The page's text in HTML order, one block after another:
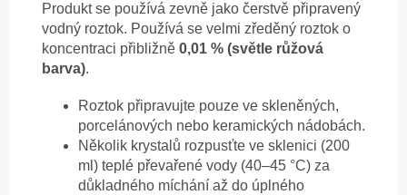
Produkt se používá zevně jako čerstvě připravený
vodný roztok. Používá se velmi zředěný roztok o
koncentraci přibližně 0,01 % (světle růžová
barva).
Roztok připravujte pouze ve skleněných,
porcelánových nebo keramických nádobách.
Několik krystalů rozpusťte ve sklenici (200
ml) teplé převařené vody (40–45 °C) za
důkladného míchání až do úplného